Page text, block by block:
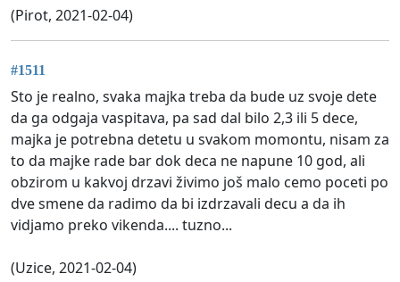
(Pirot, 2021-02-04)
#1511
Sto je realno, svaka majka treba da bude uz svoje dete
da ga odgaja vaspitava, pa sad dal bilo 2,3 ili 5 dece,
majka je potrebna detetu u svakom momontu, nisam za
to da majke rade bar dok deca ne napune 10 god, ali
obzirom u kakvoj drzavi živimo još malo cemo poceti po
dve smene da radimo da bi izdrzavali decu a da ih
vidjamo preko vikenda.... tuzno...
(Uzice, 2021-02-04)